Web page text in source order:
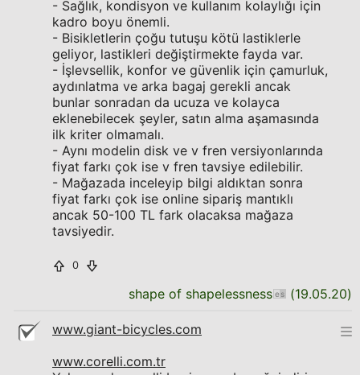
- Sağlık, kondisyon ve kullanım kolaylığı için
kadro boyu önemli.
- Bisikletlerin çoğu tutuşu kötü lastiklerle
geliyor, lastikleri değiştirmekte fayda var.
- İşlevsellik, konfor ve güvenlik için çamurluk,
aydınlatma ve arka bagaj gerekli ancak
bunlar sonradan da ucuza ve kolayca
eklenebilecek şeyler, satın alma aşamasında
ilk kriter olmamalı.
- Aynı modelin disk ve v fren versiyonlarında
fiyat farkı çok ise v fren tavsiye edilebilir.
- Mağazada inceleyip bilgi aldıktan sonra
fiyat farkı çok ise online sipariş mantıklı
ancak 50-100 TL fark olacaksa mağaza
tavsiyedir.
0
shape of shapelessness (19.05.20)
www.giant-bicycles.com
www.corelli.com.tr